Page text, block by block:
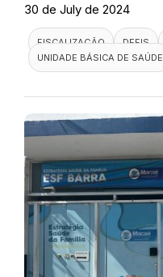
30 de July de 2024
FISCALIZAÇÃO DEFIS
UNIDADE BÁSICA DE SAÚDE